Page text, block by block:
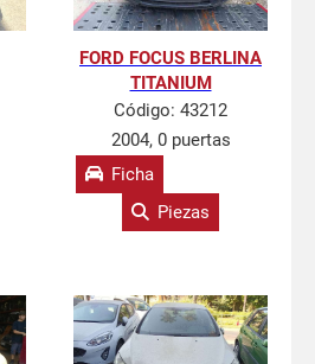
FORD FOCUS BERLINA
TITANIUM
Código: 43212
2004, 0 puertas
Ficha
Piezas